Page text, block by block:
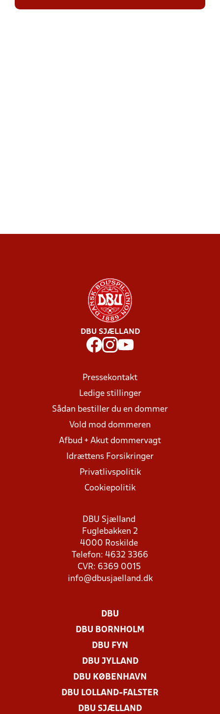
DBU SJÆLLAND
Pressekontakt
Ledige stillinger
Sådan bestiller du en dommer
Vold mod dommeren
Afbud + Akut dommervagt
Idrættens Forsikringer
Privatlivspolitik
Cookiepolitik
DBU Sjælland
Fuglebakken 2
4000 Roskilde
Telefon: 4632 3366
CVR: 6369 0015
info@dbusjaelland.dk
DBU
DBU BORNHOLM
DBU FYN
DBU JYLLAND
DBU KØBENHAVN
DBU LOLLAND-FALSTER
DBU SJÆLLAND